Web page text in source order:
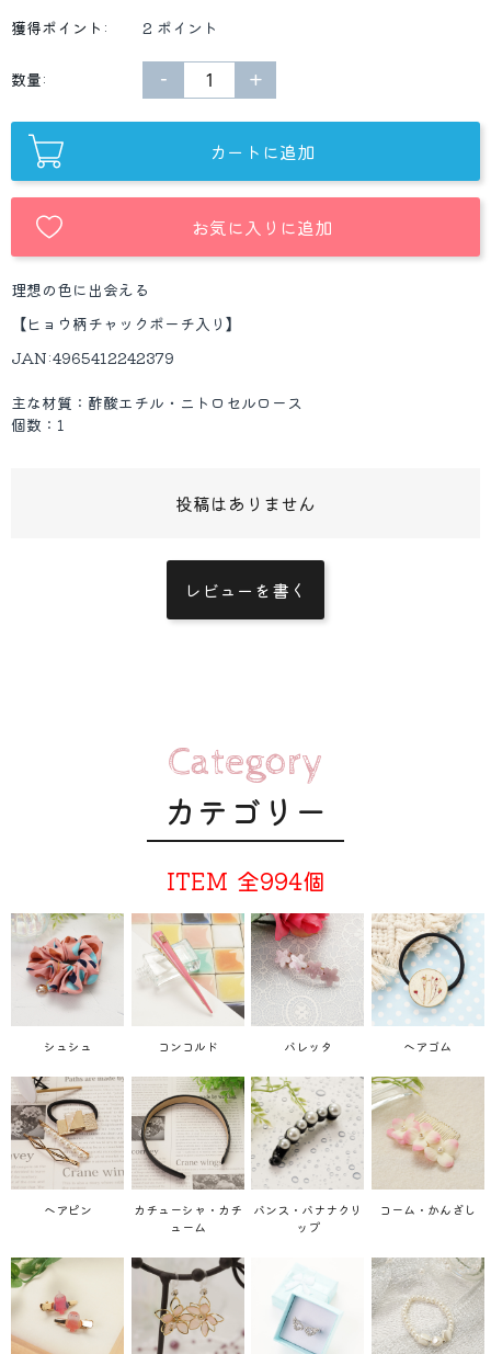
獲得ポイント: 2 ポイント
数量: +
−
カートに追加
お気に入りに追加
理想の色に出会える
【ヒョウ柄チャックポーチ入り】
JAN:4965412242379
主な材質：酢酸エチル・ニトロセルロース
個数：1
投稿はありません
レビューを書く
Category
カテゴリー
ITEM 全994個
シュシュ コンコルド バレッタ ヘアゴム
ヘアピン
カチューシャ・カチ
ューム
バンス・バナナクリ
ップ
コーム・かんざし